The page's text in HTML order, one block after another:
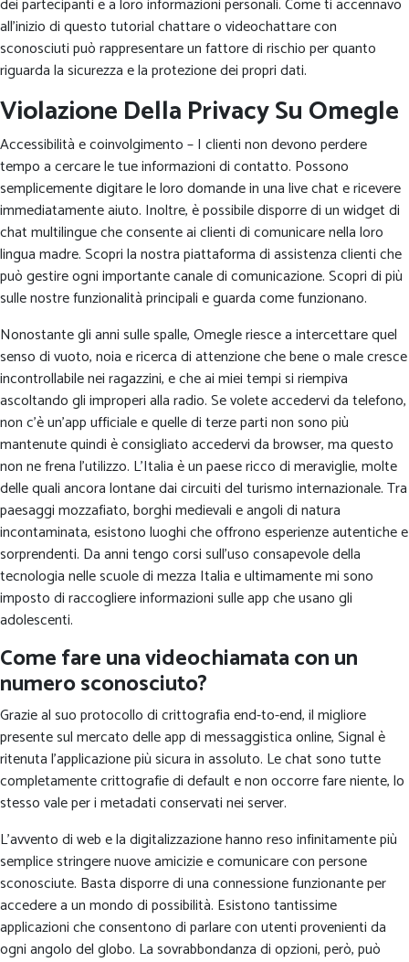
dei partecipanti e a loro informazioni personali. Come ti accennavo
all’inizio di questo tutorial chattare o videochattare con
sconosciuti può rappresentare un fattore di rischio per quanto
riguarda la sicurezza e la protezione dei propri dati.
Violazione Della Privacy Su Omegle
Accessibilità e coinvolgimento – I clienti non devono perdere
tempo a cercare le tue informazioni di contatto. Possono
semplicemente digitare le loro domande in una live chat e ricevere
immediatamente aiuto. Inoltre, è possibile disporre di un widget di
chat multilingue che consente ai clienti di comunicare nella loro
lingua madre. Scopri la nostra piattaforma di assistenza clienti che
può gestire ogni importante canale di comunicazione. Scopri di più
sulle nostre funzionalità principali e guarda come funzionano.
Nonostante gli anni sulle spalle, Omegle riesce a intercettare quel
senso di vuoto, noia e ricerca di attenzione che bene o male cresce
incontrollabile nei ragazzini, e che ai miei tempi si riempiva
ascoltando gli improperi alla radio. Se volete accedervi da telefono,
non c’è un’app ufficiale e quelle di terze parti non sono più
mantenute quindi è consigliato accedervi da browser, ma questo
non ne frena l’utilizzo. L’Italia è un paese ricco di meraviglie, molte
delle quali ancora lontane dai circuiti del turismo internazionale. Tra
paesaggi mozzafiato, borghi medievali e angoli di natura
incontaminata, esistono luoghi che offrono esperienze autentiche e
sorprendenti. Da anni tengo corsi sull’uso consapevole della
tecnologia nelle scuole di mezza Italia e ultimamente mi sono
imposto di raccogliere informazioni sulle app che usano gli
adolescenti.
Come fare una videochiamata con un
numero sconosciuto?
Grazie al suo protocollo di crittografia end-to-end, il migliore
presente sul mercato delle app di messaggistica online, Signal è
ritenuta l'applicazione più sicura in assoluto. Le chat sono tutte
completamente crittografie di default e non occorre fare niente, lo
stesso vale per i metadati conservati nei server.
L’avvento di web e la digitalizzazione hanno reso infinitamente più
semplice stringere nuove amicizie e comunicare con persone
sconosciute. Basta disporre di una connessione funzionante per
accedere a un mondo di possibilità. Esistono tantissime
applicazioni che consentono di parlare con utenti provenienti da
ogni angolo del globo. La sovrabbondanza di opzioni, però, può